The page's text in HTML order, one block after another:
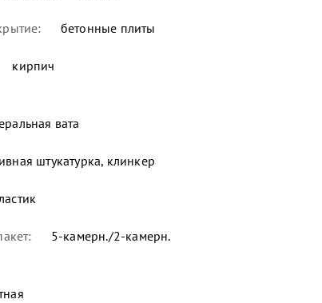
бетонные плиты
кирпич
вата
штукатурка, клинкер
5-камерн./2-камерн.